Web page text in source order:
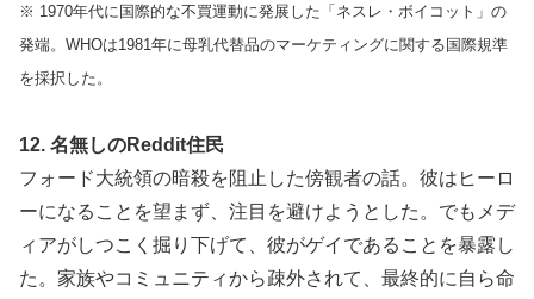
※ 1970年代に国際的な不買運動に発展した「ネスレ・ボイコット」の
発端。WHOは1981年に母乳代替品のマーケティングに関する国際規準
を採択した。
12. 名無しのReddit住民
フォード大統領の暗殺を阻止した傍観者の話。彼はヒーロ
ーになることを望まず、注目を避けようとした。でもメデ
ィアがしつこく掘り下げて、彼がゲイであることを暴露し
た。家族やコミュニティから疎外されて、最終的に自ら命